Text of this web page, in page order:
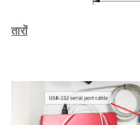
तारों